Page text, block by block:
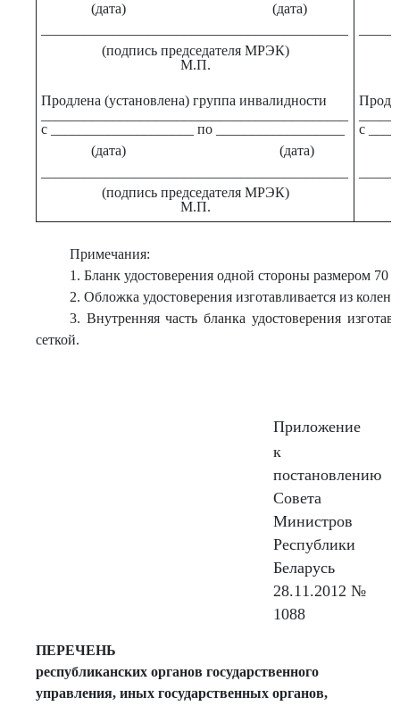
(дата) (дата)
(подпись председателя МРЭК)
М.П.
Продлена (установлена) группа инвалидности
с ____________________ по __________________
(дата) (дата)
(подпись председателя МРЭК)
М.П.
с
Примечания:
1. Бланк удостоверения одной стороны размером 70
2. Обложка удостоверения изготавливается из
3. Внутренняя часть бланка удостоверения
сеткой.
Приложение
к
постановлению
Совета
Министров
Республики
Беларусь
28.11.2012 №
1088
ПЕРЕЧЕНЬ
республиканских органов государственного
управления, иных государственных органов,